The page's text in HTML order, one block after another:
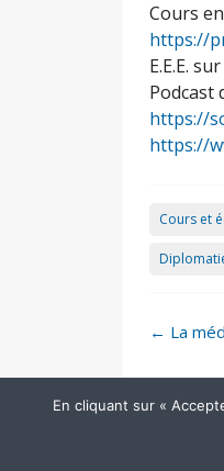
Cours
https://
E.E.E.
Podcast
https://
https://
Cours et
Post
← La
En cliquant sur «